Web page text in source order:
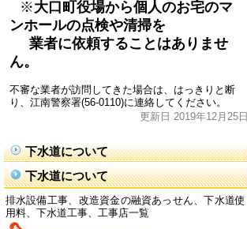
※大口町役場から個人のお宅のマ
ンホールの点検や清掃を
業者に依頼することはありませ
ん。
不審な業者が訪問してきた場合は、はっきりと断
り、江南警察署(56-0110)に連絡してください。
更新日 2019年12月25日
下水道について
下水道について
排水設備工事、改造資金の融資あっせん、下水道使
用料、下水道工事、工事店一覧